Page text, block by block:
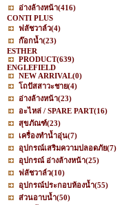
อ่างล้างหน้า(416)
CONTI PLUS
ฟลัชวาล์ว(4)
ก๊อกน้ำ(23)
ESTHER
PRODUCT(639)
ENGLEFIELD
NEW ARRIVAL(0)
โถปัสสาวะชาย(4)
อ่างล้างหน้า(23)
อะไหล่ / SPARE PART(16)
สุขภัณฑ์(23)
เครื่องทำน้ำอุ่น(7)
อุปกรณ์เสริมความปลอดภัย(7)
อุปกรณ์ อ่างล้างหน้า(25)
ฟลัชวาล์ว(10)
อุปกรณ์ประกอบห้องน้ำ(55)
ส่วนอาบน้ำ(50)